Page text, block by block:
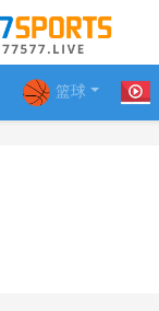
篮球